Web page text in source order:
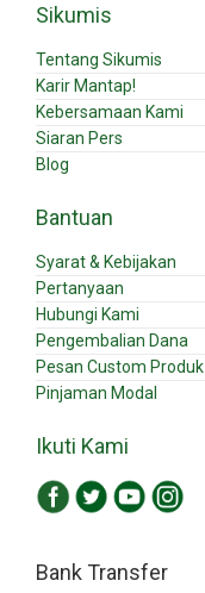
Sikumis
Tentang Sikumis
Karir Mantap!
Kebersamaan Kami
Siaran Pers
Blog
Bantuan
Syarat & Kebijakan
Pertanyaan
Hubungi Kami
Pengembalian Dana
Pesan Custom Produk
Pinjaman Modal
Ikuti Kami
Bank Transfer